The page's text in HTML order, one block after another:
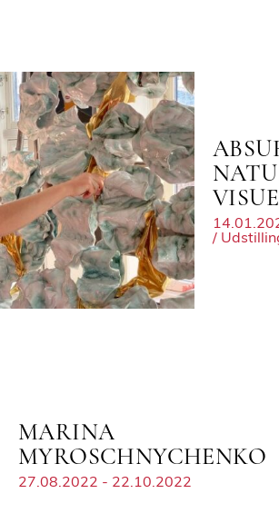
/
MARINA
MYROSCHNYCHENKO
27.08.2022 - 22.10.2022